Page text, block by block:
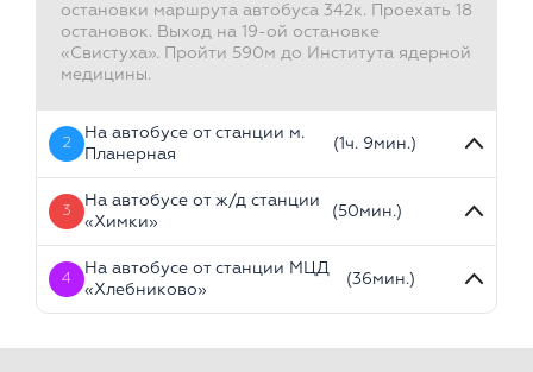
остановки маршрута автобуса 342к. Проехать 18
остановок. Выход на 19-ой остановке
«Свистуха». Пройти 590м до Института ядерной
медицины.
2
На автобусе от станции м.
Планерная
(1ч. 9мин.)
3
На автобусе от ж/д станции
«Химки»
(50мин.)
4
На автобусе от станции МЦД
«Хлебниково»
(36мин.)